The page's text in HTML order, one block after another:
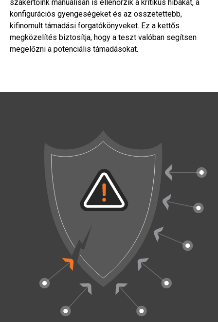
szakértőink manuálisan is ellenőrzik a kritikus hibákat, a
konfigurációs gyengeségeket és az összetettebb,
kifinomult támadási forgatókönyveket. Ez a kettős
megközelítés biztosítja, hogy a teszt valóban segítsen
megelőzni a potenciális támadásokat.